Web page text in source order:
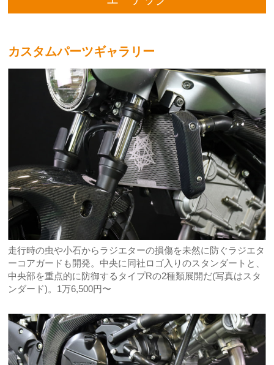
カスタムパーツギャラリー
走行時の虫や小石からラジエターの損傷を未然に防ぐラジエタ
ーコアガードも開発。中央に同社ロゴ入りのスタンダートと、
中央部を重点的に防御するタイプRの2種類展開だ(写真はスタ
ンダード)。1万6,500円〜